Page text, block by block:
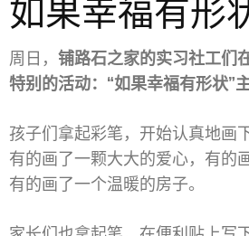
如果幸福有形
周日， 铺路石之家的实习社工们
特别的活动：“如果幸福有形状”
孩子们拿起彩笔，开始认真地画
有的画了一颗大大的爱心，有的
有的画了一个温暖的房子。